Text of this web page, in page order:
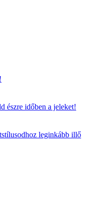
észre időben a jeleket!
leginkább illő